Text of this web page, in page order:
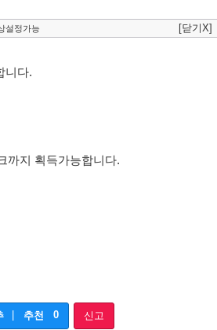
설정가능 [닫기X]
니다.
까지 획득가능합니다.
추천 0 신고